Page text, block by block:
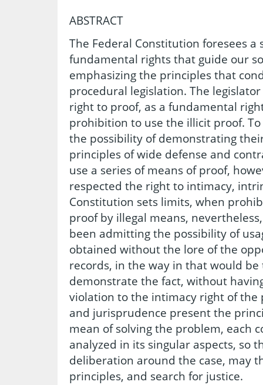
ABSTRACT
The Federal Constitution foresees a
fundamental rights that guide our
emphasizing the principles that
procedural legislation. The
right to proof, as a fundamental
prohibition to use the illicit proof.
the possibility of demonstrating
principles of wide defense and
use a series of means of proof,
respected the right to intimacy,
Constitution sets limits, when
proof by illegal means,
been admitting the possibility of
obtained without the lore of the
records, in the way in that would
demonstrate the fact, without
violation to the intimacy right of the
and jurisprudence present the
mean of solving the problem, each
analyzed in its singular aspects, so
deliberation around the case, may
principles, and search for justice.